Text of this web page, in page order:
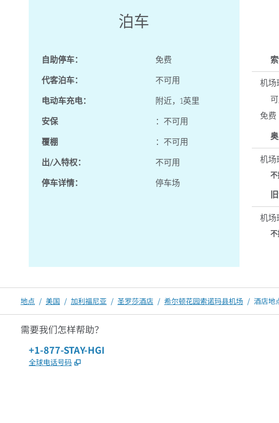
泊车
自助停车：
免费
代客泊车：
不可用
电动车充电：
附近，1英里
安保
：不可用
覆棚
：不可用
出/入特权：
不可用
停车详情：
停车场
机场
免费
机场
机场
地点 / 美国 / 加利福尼亚 / 圣罗莎酒店 / 希尔顿花园索诺玛县机场 / 酒店地
需要我们怎样帮助？
电话：
+1-877-STAY-HGI
全球电话号码 ,